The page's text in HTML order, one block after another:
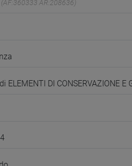
(AF:360333 AR:208636)
ELEMENTI DI CONSERVAZIONE E